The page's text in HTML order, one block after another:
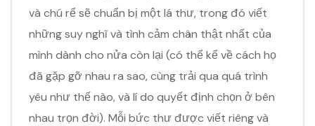
và chú rể sẽ chuẩn bị một lá thư, trong đó viết
những suy nghĩ và tình cảm chân thật nhất của
mình dành cho nửa còn lại (có thể kể về cách họ
đã gặp gỡ nhau ra sao, cùng trải qua quá trình
yêu như thế nào, và lí do quyết định chọn ở bên
nhau trọn đời). Mỗi bức thư được viết riêng và